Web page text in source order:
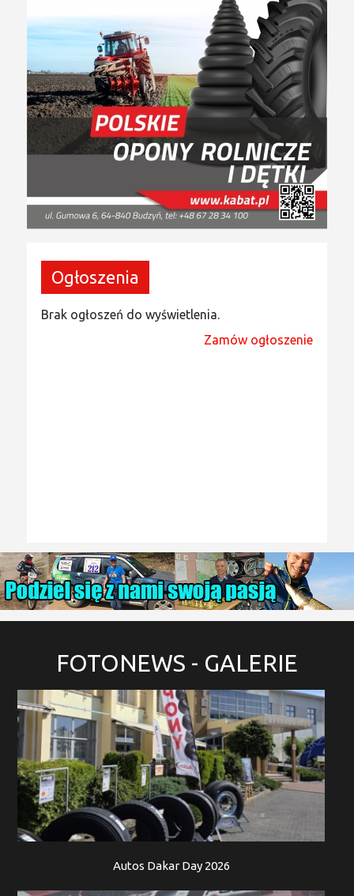
Ogłoszenia
Brak ogłoszeń do wyświetlenia.
Zamów ogłoszenie
FOTONEWS - GALERIE
Autos Dakar Day 2026